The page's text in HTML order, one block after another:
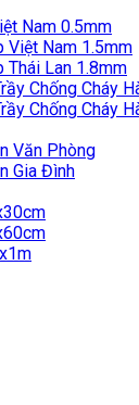
Nam 0.5mm
Việt Nam 1.5mm
Thái Lan 1.8mm
Chống Cháy
Chống Cháy
Văn Phòng
Gia Đình